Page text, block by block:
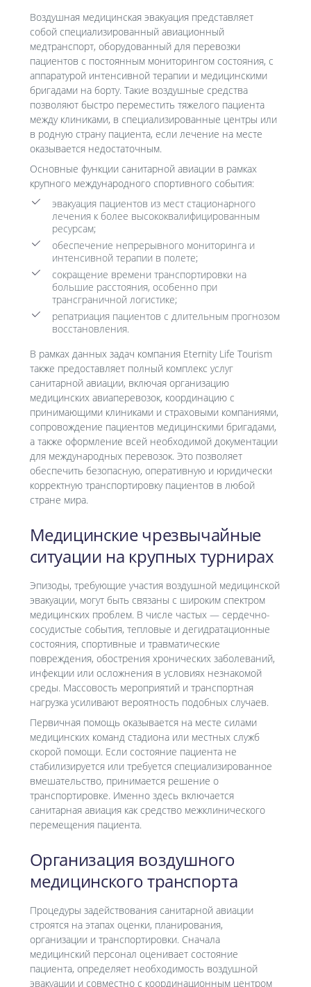
Воздушная медицинская эвакуация представляет
собой специализированный авиационный
медтранспорт, оборудованный для перевозки
пациентов с постоянным мониторингом состояния, с
аппаратурой интенсивной терапии и медицинскими
бригадами на борту. Такие воздушные средства
позволяют быстро переместить тяжелого пациента
между клиниками, в специализированные центры или
в родную страну пациента, если лечение на месте
оказывается недостаточным.
Основные функции санитарной авиации в рамках
крупного международного спортивного события:
эвакуация пациентов из мест стационарного
лечения к более высококвалифицированным
ресурсам;
обеспечение непрерывного мониторинга и
интенсивной терапии в полете;
сокращение времени транспортировки на
большие расстояния, особенно при
трансграничной логистике;
репатриация пациентов с длительным прогнозом
восстановления.
В рамках данных задач компания Eternity Life Tourism
также предоставляет полный комплекс услуг
санитарной авиации, включая организацию
медицинских авиаперевозок, координацию с
принимающими клиниками и страховыми компаниями,
сопровождение пациентов медицинскими бригадами,
а также оформление всей необходимой документации
для международных перевозок. Это позволяет
обеспечить безопасную, оперативную и юридически
корректную транспортировку пациентов в любой
стране мира.
Медицинские чрезвычайные
ситуации на крупных турнирах
Эпизоды, требующие участия воздушной медицинской
эвакуации, могут быть связаны с широким спектром
медицинских проблем. В числе частых — сердечно-
сосудистые события, тепловые и дегидратационные
состояния, спортивные и травматические
повреждения, обострения хронических заболеваний,
инфекции или осложнения в условиях незнакомой
среды. Массовость мероприятий и транспортная
нагрузка усиливают вероятность подобных случаев.
Первичная помощь оказывается на месте силами
медицинских команд стадиона или местных служб
скорой помощи. Если состояние пациента не
стабилизируется или требуется специализированное
вмешательство, принимается решение о
транспортировке. Именно здесь включается
санитарная авиация как средство межклинического
перемещения пациента.
Организация воздушного
медицинского транспорта
Процедуры задействования санитарной авиации
строятся на этапах оценки, планирования,
организации и транспортировки. Сначала
медицинский персонал оценивает состояние
пациента, определяет необходимость воздушной
эвакуации и совместно с координационным центром